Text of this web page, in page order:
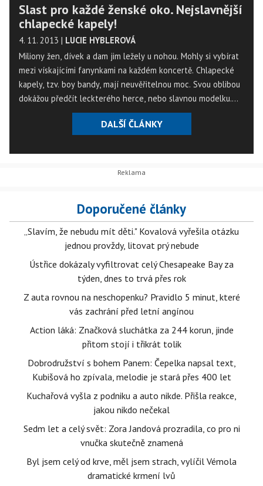
Slast pro každé ženské oko. Nejslavnější
chlapecké kapely!
4. 11. 2013 | LUCIE HYBLEROVÁ
Miliony žen, dívek a dam jim ležely u nohou. Mohly si vybírat
mezi vískajícími fanynkami na každém koncertě. Chlapecké
kapely, tzv. boy bandy, mají neuvěřitelnou moc. Svou oblibou
dokážou předčít leckterého herce, nebo slavnou modelku.
Není ale jednoduché "namíchat" tu správnou kombinaci
mužského charisma, nevinnosti, dravosti a taky trochu té
DALŠÍ ČLÁNKY
Doporučené články
„Slavím, že nebudu mít děti." Kovalová vyřešila otázku
jednou provždy, litovat prý nebude
Ústřice dokázaly vyfiltrovat celý Chesapeake Bay za
týden, dnes to trvá přes rok
Z auta rovnou na neschopenku? Pravidlo 5 minut, které
vás zachrání před letní angínou
Action láká: Značková sluchátka za 244 korun, jinde
přitom stojí i třikrát tolik
Dobrodružství s bohem Panem: Čepelka napsal text,
Kubišová ho zpívala, melodie je stará přes 400 let
Kuchařová vyšla z podniku a auto nikde. Přišla reakce,
jakou nikdo nečekal
Sedm let a celý svět: Zora Jandová prozradila, co pro ni
vnučka skutečně znamená
Byl jsem celý od krve, měl jsem strach, vylíčil Vémola
dramatické krmení lvů